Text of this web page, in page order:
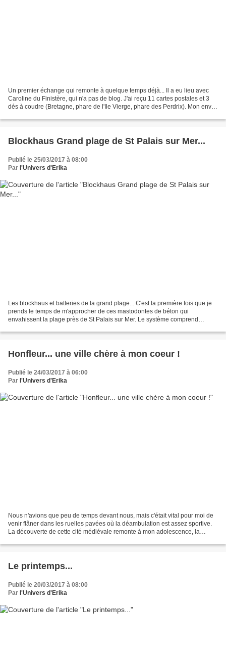
Un premier échange qui remonte à quelque temps déjà... Il a eu lieu avec
Caroline du Finistère, qui n'a pas de blog. J'ai reçu 11 cartes postales et 3
dés à coudre (Bretagne, phare de l'Ile Vierge, phare des Perdrix). Mon envoi
Blockhaus Grand plage de St Palais sur Mer...
Publié le 25/03/2017 à 08:00
Par l'Univers d'Erika
Les blockhaus et batteries de la grand plage... C'est la première fois que je
prends le temps de m'approcher de ces mastodontes de béton qui
envahissent la plage près de St Palais sur Mer. Le système comprend
Honfleur... une ville chère à mon coeur !
Publié le 24/03/2017 à 06:00
Par l'Univers d'Erika
Nous n'avions que peu de temps devant nous, mais c'était vital pour moi de
venir flâner dans les ruelles pavées où la déambulation est assez sportive.
La découverte de cette cité médiévale remonte à mon adolescence, la
Le printemps...
Publié le 20/03/2017 à 08:00
Par l'Univers d'Erika